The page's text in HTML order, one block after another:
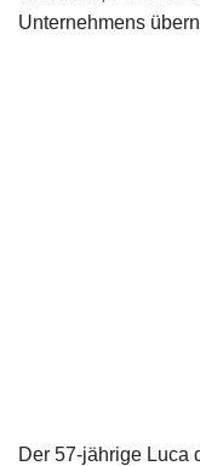
Unternehmens
Der 57-jährige Luca